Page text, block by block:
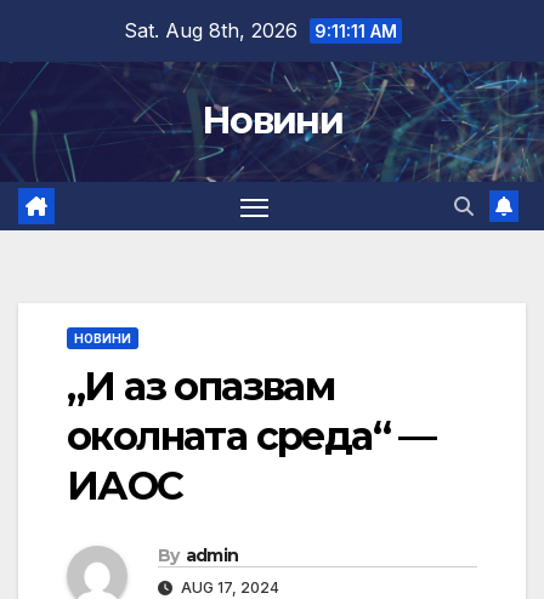
content
Sat. Aug 8th, 2026 9:11:12 AM
Новини
НОВИНИ
„И аз опазвам
околната среда“ —
ИАОС
By admin
AUG 17, 2024